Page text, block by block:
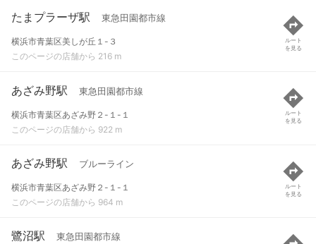
たまプラーザ駅 東急田園都市線
横浜市青葉区美しが丘１-３
このページの店舗から 216 m
ルート
を見る
あざみ野駅 東急田園都市線
横浜市青葉区あざみ野２-１-１
このページの店舗から 922 m
ルート
を見る
あざみ野駅 ブルーライン
横浜市青葉区あざみ野２-１-１
このページの店舗から 964 m
ルート
を見る
鷺沼駅 東急田園都市線